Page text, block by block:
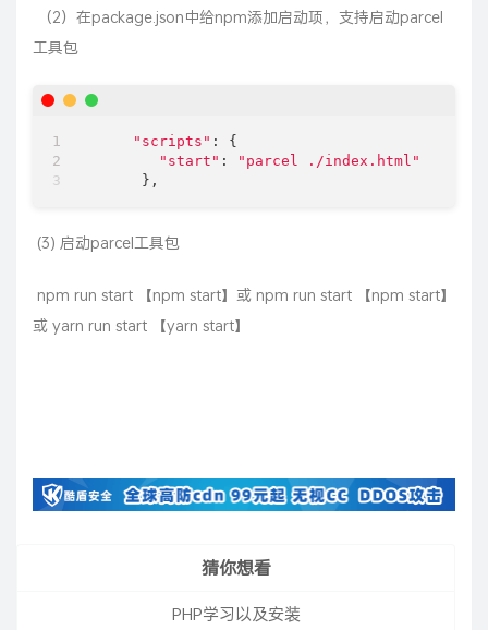
​ （2）在package.json中给npm添加启动项，支持启动parcel
工具包
"scripts" : {
"start" :
"parcel ./index.html"
      },
​ (3) 启动parcel工具包
​ npm run start 【npm start】或 npm run start 【npm start】
或 yarn run start 【yarn start】
猜你想看
PHP学习以及安装